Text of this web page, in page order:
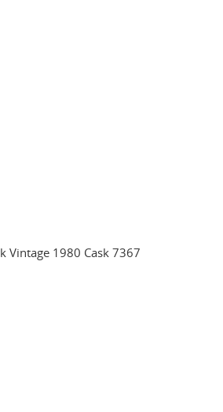
Vintage 1980 Cask 7367